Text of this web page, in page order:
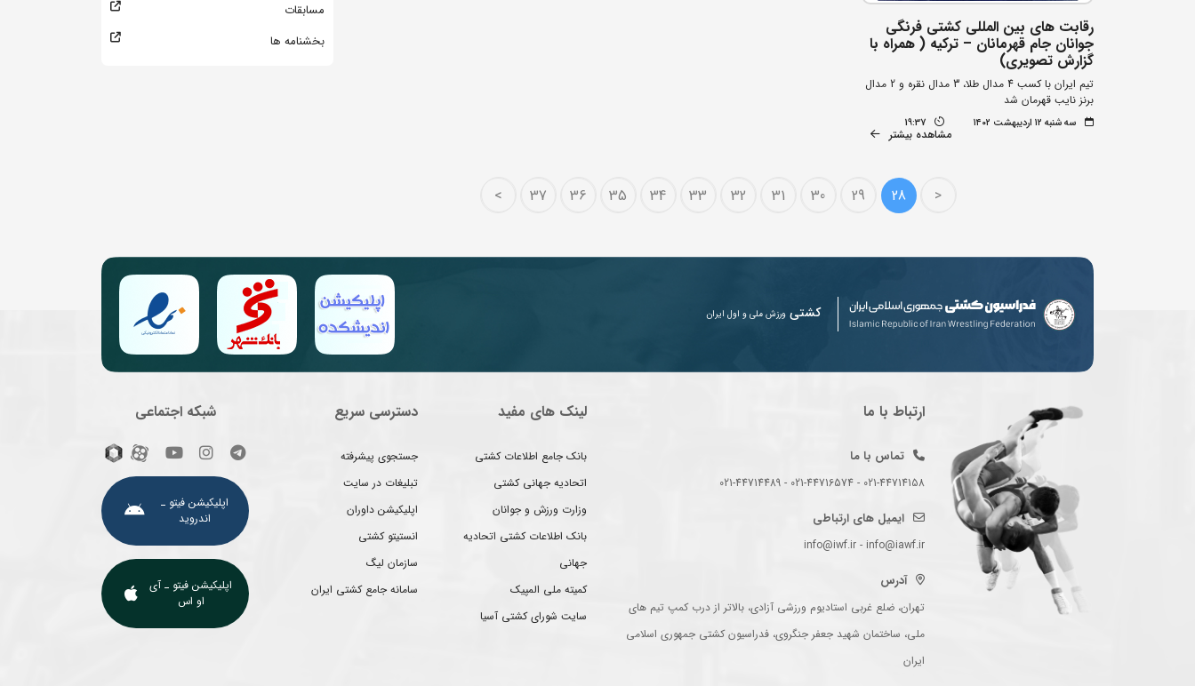
رقابت های بین المللی کشتی فرنگی
جوانان جام قهرمانان – ترکیه ( همراه با
گزارش تصویری)
تیم ایران با کسب 4 مدال طلا، 3 مدال نقره و 2 مدال
برنز نایب قهرمان شد
سه شنبه ۱۲ اردیبهشت ۱۴۰۲ 19:37
مشاهده بیشتر
<
28
29
30
31
32
33
34
35
36
37
>
مسابقات
بخشنامه ها
کشتی ورزش ملی و اول ایران
ارتباط با ما
تماس با ما
021-44714158 - 021-44716574 - 021-44714489
ایمیل های ارتباطی
info@iwf.ir - info@iawf.ir
آدرس
تهران، ضلع غربی استادیوم ورزشی آزادی، بالاتر از درب کمپ تیم های
ملی، ساختمان شهید جعفر جنگروی، فدراسیون کشتی جمهوری اسلامی
ایران
لینک های مفید
بانک جامع اطلاعات کشتی
اتحادیه جهانی کشتی
وزارت ورزش و جوانان
بانک اطلاعات کشتی اتحادیه
جهانی
کمیته ملی المپیک
سایت شورای کشتی آسیا
دسترسی سریع
جستجوی پیشرفته
تبلیغات در سایت
اپلیکیشن داوران
انستیتو کشتی
سازمان لیگ
سامانه جامع کشتی ایران
شبکه اجتماعی
اپلیکیشن فیتو ـ
اندروید
اپلیکیشن فیتو ـ آی
او اس